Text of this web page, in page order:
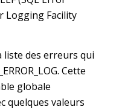
Logging Facility
liste des erreurs qui
Cette
globale
quelques valeurs